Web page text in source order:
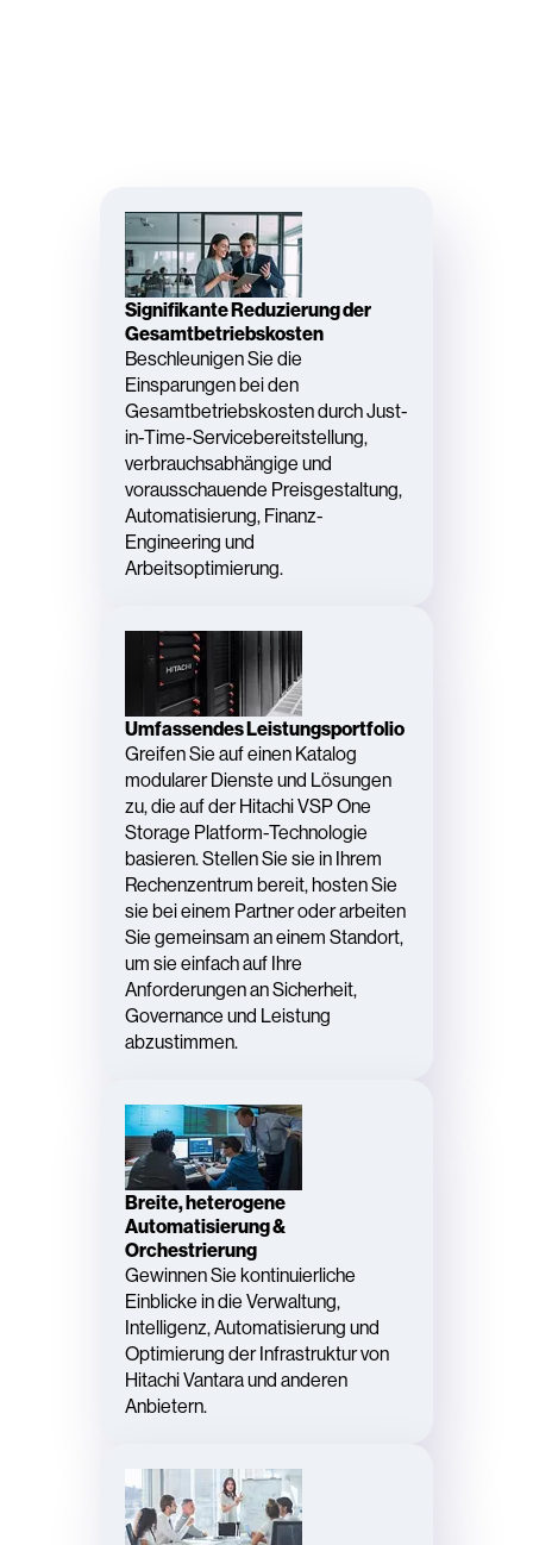
Signifikante Reduzierung der
Gesamtbetriebskosten
Beschleunigen Sie die
Einsparungen bei den
Gesamtbetriebskosten durch Just-
in-Time-Servicebereitstellung,
verbrauchsabhängige und
vorausschauende Preisgestaltung,
Automatisierung, Finanz-
Engineering und
Arbeitsoptimierung.
Umfassendes Leistungsportfolio
Greifen Sie auf einen Katalog
modularer Dienste und Lösungen
zu, die auf der Hitachi VSP One
Storage Platform-Technologie
basieren. Stellen Sie sie in Ihrem
Rechenzentrum bereit, hosten Sie
sie bei einem Partner oder arbeiten
Sie gemeinsam an einem Standort,
um sie einfach auf Ihre
Anforderungen an Sicherheit,
Governance und Leistung
abzustimmen.
Breite, heterogene
Automatisierung &
Orchestrierung
Gewinnen Sie kontinuierliche
Einblicke in die Verwaltung,
Intelligenz, Automatisierung und
Optimierung der Infrastruktur von
Hitachi Vantara und anderen
Anbietern.